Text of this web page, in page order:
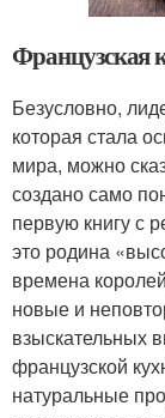
Французская
Безусловно,
которая стала
мира, можно
создано само
первую книгу с
это родина
времена
новые и
взыскательных
французской
натуральные